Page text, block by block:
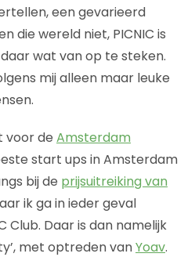
een gevarieerd
die wereld niet, PICNIC is
wat van op te steken.
mij alleen maar leuke
voor de Amsterdam
start ups in Amsterdam
bij de prijsuitreiking van
ik ga in ieder geval
Club. Daar is dan namelijk
met optreden vanYoav.